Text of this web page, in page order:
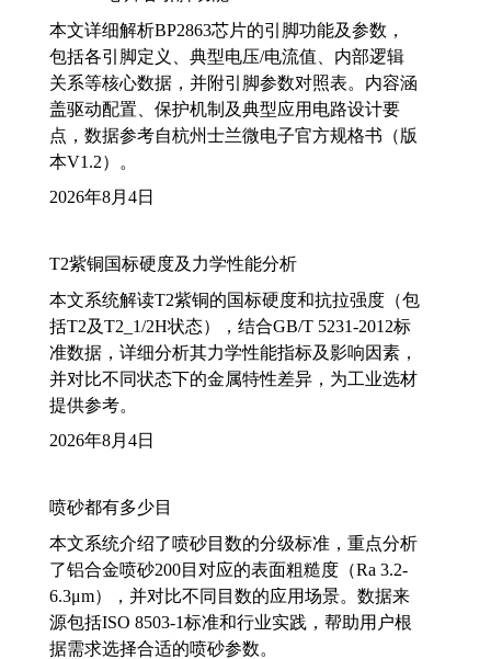
本文详细解析BP2863芯片的引脚功能及参数，
包括各引脚定义、典型电压/电流值、内部逻辑
关系等核心数据，并附引脚参数对照表。内容涵
盖驱动配置、保护机制及典型应用电路设计要
点，数据参考自杭州士兰微电子官方规格书（版
本V1.2）。
2026年8月4日
T2紫铜国标硬度及力学性能分析
本文系统解读T2紫铜的国标硬度和抗拉强度（包
括T2及T2_1/2H状态），结合GB/T 5231-2012标
准数据，详细分析其力学性能指标及影响因素，
并对比不同状态下的金属特性差异，为工业选材
提供参考。
2026年8月4日
喷砂都有多少目
本文系统介绍了喷砂目数的分级标准，重点分析
了铝合金喷砂200目对应的表面粗糙度（Ra 3.2-
6.3μm），并对比不同目数的应用场景。数据来
源包括ISO 8503-1标准和行业实践，帮助用户根
据需求选择合适的喷砂参数。